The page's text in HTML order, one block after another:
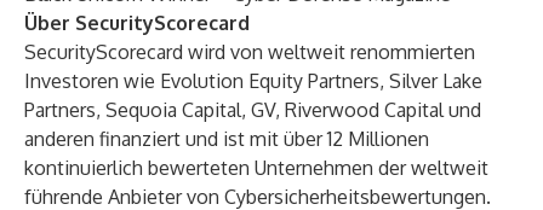
Über SecurityScorecard
SecurityScorecard wird von weltweit renommierten
Investoren wie Evolution Equity Partners, Silver Lake
Partners, Sequoia Capital, GV, Riverwood Capital und
anderen finanziert und ist mit über 12 Millionen
kontinuierlich bewerteten Unternehmen der weltweit
führende Anbieter von Cybersicherheitsbewertungen.